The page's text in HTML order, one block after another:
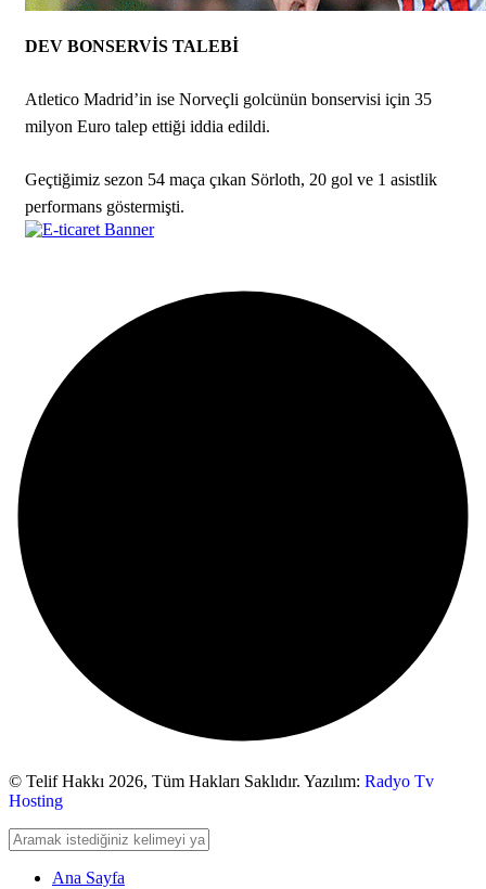
DEV BONSERVİS TALEBİ
Atletico Madrid’in ise Norveçli golcünün bonservisi için 35
milyon Euro talep ettiği iddia edildi.
Geçtiğimiz sezon 54 maça çıkan Sörloth, 20 gol ve 1 asistlik
performans göstermişti.
© Telif Hakkı 2026, Tüm Hakları Saklıdır. Yazılım: Radyo Tv
Hosting
Ana Sayfa